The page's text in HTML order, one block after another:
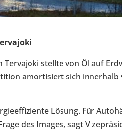
Ter­va­joki stellte von Öl auf
amor­ti­siert sich
Lösung. Für
des Images, sagt